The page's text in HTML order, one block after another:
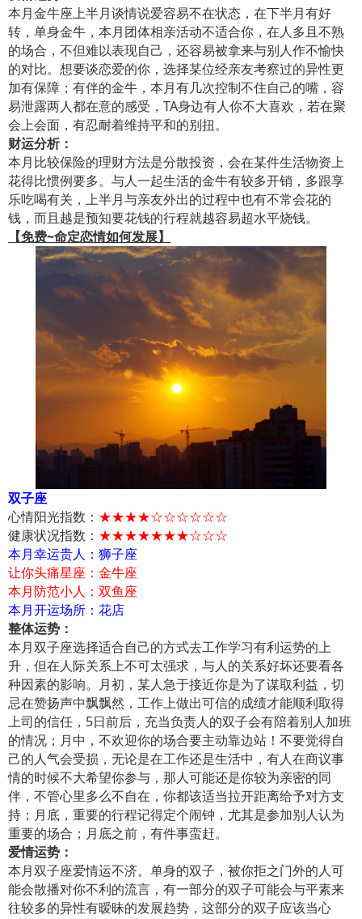
本月金牛座上半月谈情说爱容易不在状态，在下半月有好
转，单身金牛，本月团体相亲活动不适合你，在人多且不熟
的场合，不但难以表现自己，还容易被拿来与别人作不愉快
的对比。想要谈恋爱的你，选择某位经亲友考察过的异性更
加有保障；有伴的金牛，本月有几次控制不住自己的嘴，容
易泄露两人都在意的感受，TA身边有人你不大喜欢，若在聚
会上会面，有忍耐着维持平和的别扭。
财运分析：
本月比较保险的理财方法是分散投资，会在某件生活物资上
花得比惯例要多。与人一起生活的金牛有较多开销，多跟享
乐吃喝有关，上半月与亲友外出的过程中也有不常会花的
钱，而且越是预知要花钱的行程就越容易超水平烧钱。
【免费~命定恋情如何发展】
双子座
心情阳光指数： ★★★★☆☆☆☆☆☆
健康状况指数： ★★★★★★★☆☆☆
本月幸运贵人：狮子座
让你头痛星座：金牛座
本月防范小人：双鱼座
本月开运场所：花店
整体运势：
本月双子座选择适合自己的方式去工作学习有利运势的上
升，但在人际关系上不可太强求，与人的关系好坏还要看各
种因素的影响。月初，某人急于接近你是为了谋取利益，切
忌在赞扬声中飘飘然，工作上做出可信的成绩才能顺利取得
上司的信任，5日前后，充当负责人的双子会有陪着别人加班
的情况；月中，不欢迎你的场合要主动靠边站！不要觉得自
己的人气会受损，无论是在工作还是生活中，有人在商议事
情的时候不大希望你参与，那人可能还是你较为亲密的同
伴，不管心里多么不自在，你都该适当拉开距离给予对方支
持；月底，重要的行程记得定个闹钟，尤其是参加别人认为
重要的场合；月底之前，有件事蛮赶。
爱情运势：
本月双子座爱情运不济。单身的双子，被你拒之门外的人可
能会散播对你不利的流言，有一部分的双子可能会与平素来
往较多的异性有暧昧的发展趋势，这部分的双子应该当心